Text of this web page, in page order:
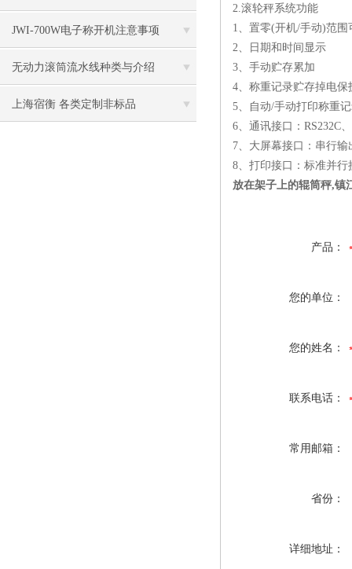
电子称
JWI-700W电子称开机注意事项
无动力滚筒流水线种类与介绍
上海宿衡 各类定制非标品
2.滚轮秤系统功能
1、置零(开机/手动)范围
2、日期和时间显示
3、手动贮存累加
4、称重记录贮存掉电保
5、自动/手动打印称重
6、通讯接口：RS232C
7、大屏幕接口：串行
8、打印接口：标准并
放在架子上的辊筒秤,镇
产品：
您的单位：
您的姓名：
联系电话：
常用邮箱：
省份：
详细地址：